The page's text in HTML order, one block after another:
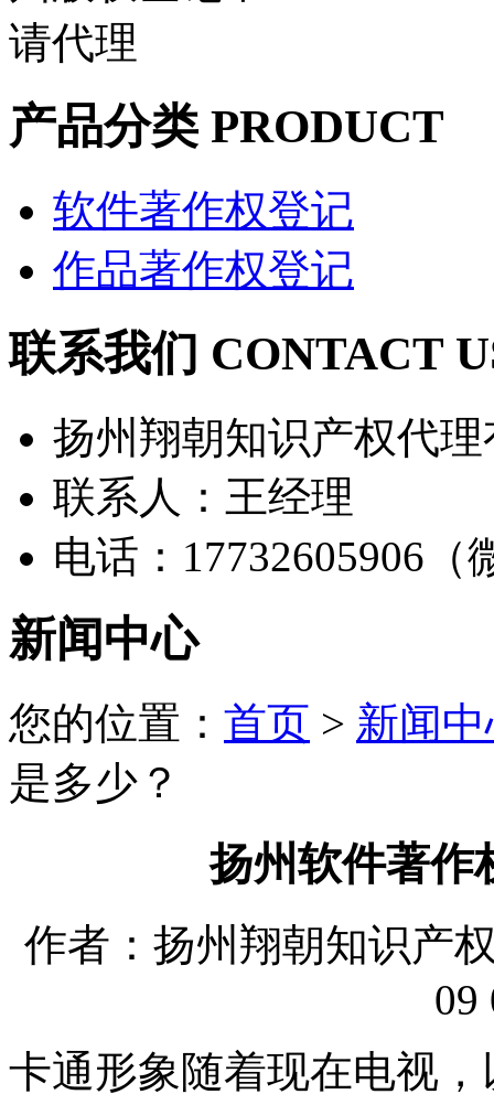
产品分类 PRODUCT
软件著作权登记
作品著作权登记
联系我们 CONTACT
扬州翔朝知识产权代
联系人：王经理
电话：17732605906（
新闻中心
您的位置： 首页 > 新闻
是多少？
扬州软件著作
作者：扬州翔朝知识产
09
卡通形象随着现在电视